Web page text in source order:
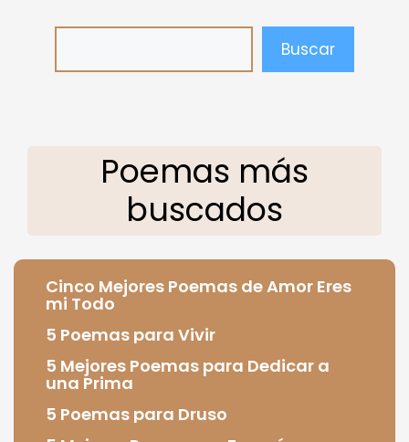
Buscar
Poemas más
buscados
Cinco Mejores Poemas de Amor Eres
mi Todo
5 Poemas para Vivir
5 Mejores Poemas para Dedicar a
una Prima
5 Poemas para Druso